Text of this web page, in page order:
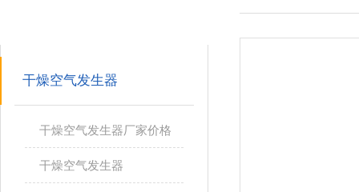
干燥空气发生器
干燥空气发生器厂家价格
干燥空气发生器